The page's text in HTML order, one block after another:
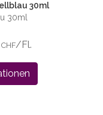
30ml
30ml
CHF/Fl.